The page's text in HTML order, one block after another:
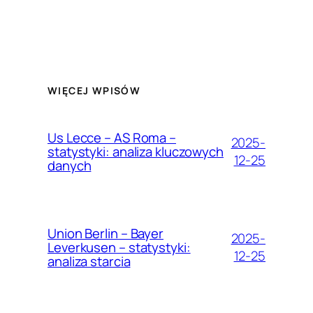
WIĘCEJ WPISÓW
Us Lecce – AS Roma –
statystyki: analiza kluczowych
danych
2025-
12-25
Union Berlin – Bayer
Leverkusen – statystyki:
analiza starcia
2025-
12-25